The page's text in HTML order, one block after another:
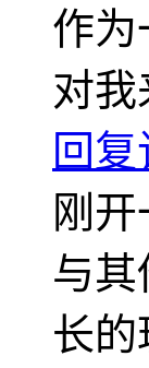
作为
对
回
刚
与
长的